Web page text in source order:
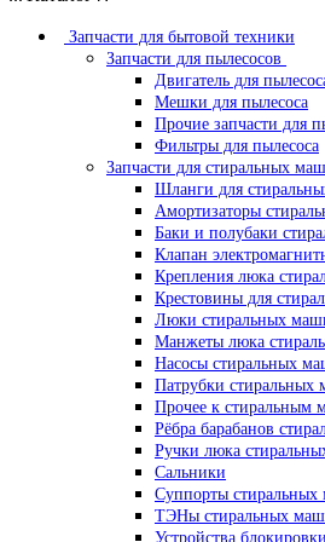
Запчасти для бытовой техники
Запчасти для пылесосов
Двигатель для
Мешки для пылесоса
Прочие запчасти для
Фильтры для пылесоса
Запчасти для стиральных
Шланги для
Амортизаторы
Баки и полубаки
Клапан
Крепления люка
Крестовины для
Люки стиральных
Манжеты люка
Насосы стиральных
Патрубки стиральных
Прочее к стиральным
Рёбра барабанов
Ручки люка
Сальники
Суппорты
ТЭНы стиральных
Устройства